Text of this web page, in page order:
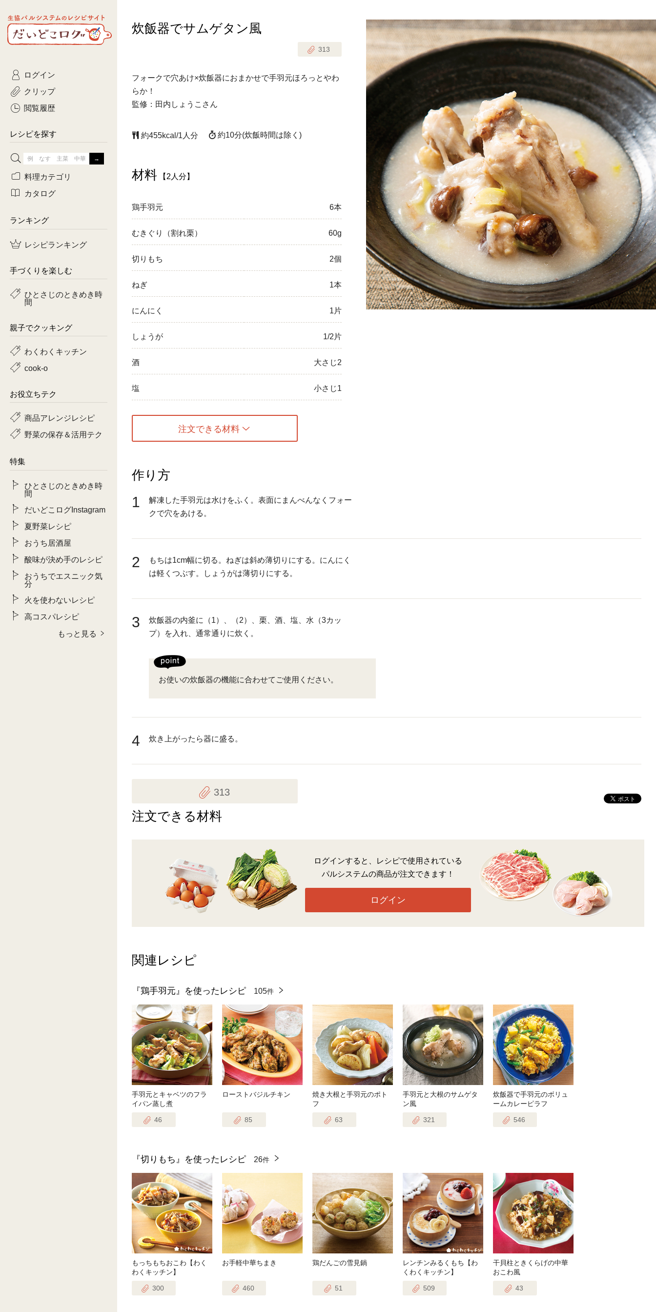
生協パルシステムのレシピ
サイト
だいどこログ
炊飯器でサムゲタン風
313
フォークで穴あけ×炊飯器におまかせで手羽元ほろっとやわ
らか！
監修：田内しょうこさん
約455kcal/1人分 約10分(炊飯時間は除く)
材料 【2人分】
鶏手羽元 6本
むきぐり（割れ栗） 60g
切りもち 2個
ねぎ 1本
にんにく 1片
しょうが 1/2片
酒 大さじ2
塩 小さじ1
注文できる材料
作り方
1
解凍した手羽元は水けをふく。表面にまんべんなくフォー
クで穴をあける。
2
もちは1cm幅に切る。ねぎは斜め薄切りにする。にんにく
は軽くつぶす。しょうがは薄切りにする。
3
炊飯器の内釜に（1）、（2）、栗、酒、塩、水（3カッ
プ）を入れ、通常通りに炊く。
お使いの炊飯器の機能に合わせてご使用ください。
4 炊き上がったら器に盛る。
313
注文できる材料
ログインすると、レシピで使用されている
パルシステムの商品が注文できます！
ログイン
関連レシピ
『鶏手羽元』を使ったレシピ 105件
手羽元とキャベツのフラ
イパン蒸し煮
46
ローストバジルチキン
85
焼き大根と手羽元のポト
フ
63
手羽元と大根のサムゲタ
ン風
321
炊飯器で手羽元のボリュ
ームカレーピラフ
546
『切りもち』を使ったレシピ 26件
もっちもちおこわ【わく
わくキッチン】
300
お手軽中華ちまき
460
鶏だんごの雪見鍋
51
レンチンみるくもち【わ
くわくキッチン】
509
干貝柱ときくらげの中華
おこわ風
43
ログイン
クリップ
閲覧履歴
レシピを探す
ひとさじのときめき時間
おきらくだ 1歳半からの幼児食
3日分ごはんセット（2人分）
鶏肉
料理カテゴリ
主菜
常備菜・作りおき お弁当
おつまみ
カタログ
コトコト
yumyumいっしょごはん
ぷれーんぺいじ
乾物屋さん
ランキング
レシピランキング
手づくりを楽しむ
ひとさじのときめき時
間
親子でクッキング
わくわくキッチン
cook-o
お役立ちテク
商品アレンジレシピ
野菜の保存＆活用テク
特集
ひとさじのときめき時
間
だいどこログInstagram
夏野菜レシピ
おうち居酒屋
酸味が決め手のレシピ
おうちでエスニック気
分
火を使わないレシピ
高コスパレシピ
もっと見る